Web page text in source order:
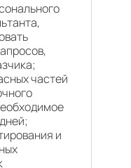
частей
и